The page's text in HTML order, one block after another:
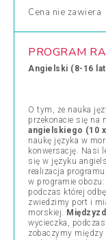
Cena nie zawiera
PROGRAM
Angielski (8-16
O tym, że nauka
przekonacie się na
angielskiego (10
naukę języka w
konwersację. Nasi
się w języku
realizacja
w programie obozu:
podczas której
zwiedzimy port i
morskiej.
wycieczka,
zobaczymy